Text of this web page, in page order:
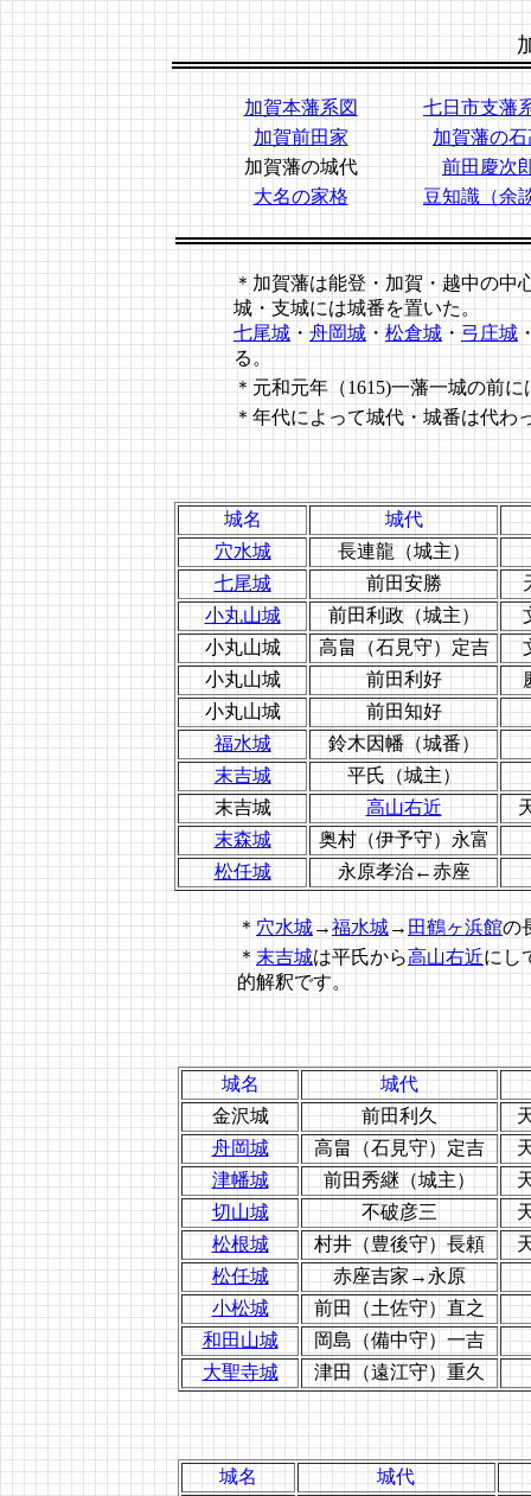
加賀本藩系図
七日市支藩
加賀前田家
加賀藩の石
加賀藩の城代
前田慶次
大名の家格
豆知識（余
＊加賀藩は能登・加賀・越中の中
城・支城には城番を置いた。
七尾城・舟岡城・松倉城・弓庄城
る。
＊元和元年（1615)一藩一城の前
＊年代によって城代・城番は代わ
城名
城代
穴水城
長連龍（城主）
七尾城
前田安勝
小丸山城
前田利政（城主）
小丸山城
高畠（石見守）定吉
小丸山城
前田利好
小丸山城
前田知好
福水城
鈴木因幡（城番）
末吉城
平氏（城主）
末吉城
高山右近
末森城
奥村（伊予守）永富
松任城
永原孝治←赤座
＊穴水城→福水城→田鶴ヶ浜館の
＊末吉城は平氏から高山右近にし
的解釈です。
城名
城代
金沢城
前田利久
舟岡城
高畠（石見守）定吉
津幡城
前田秀継（城主）
切山城
不破彦三
松根城
村井（豊後守）長頼
松任城
赤座吉家→永原
小松城
前田（土佐守）直之
和田山城
岡島（備中守）一吉
大聖寺城
津田（遠江守）重久
城名
城代